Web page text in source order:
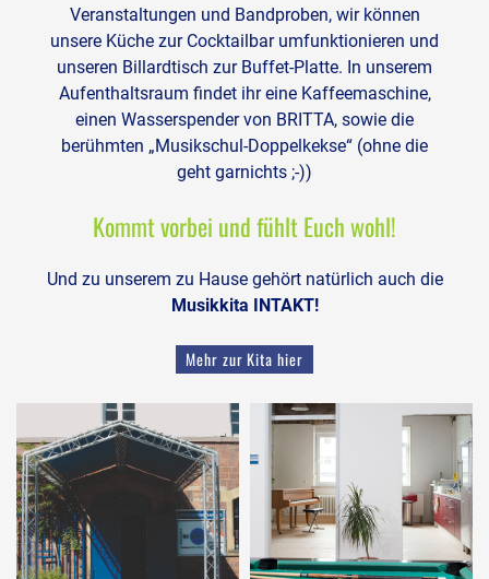
Veranstaltungen und Bandproben, wir können
unsere Küche zur Cocktailbar umfunktionieren und
unseren Billardtisch zur Buffet-Platte. In unserem
Aufenthaltsraum findet ihr eine Kaffeemaschine,
einen Wasserspender von BRITTA, sowie die
berühmten „Musikschul-Doppelkekse“ (ohne die
geht garnichts ;-))
Kommt vorbei und fühlt Euch wohl!
Und zu unserem zu Hause gehört natürlich auch die
Musikkita INTAKT!
Mehr zur Kita hier